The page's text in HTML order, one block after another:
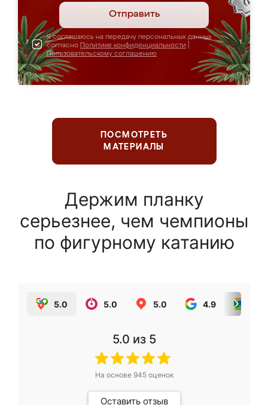
Отправить
Я соглашаюсь на передачу персональных данных
согласно Политике конфиденциальности
Пользовательскому соглашению
ПОСМОТРЕТЬ
МАТЕРИАЛЫ
Держим планку
серьезнее, чем чемпионы
по фигурному катанию
5.0 5.0 5.0 4.9
5.0 из 5
На основе 945оценок
Оставить отзыв